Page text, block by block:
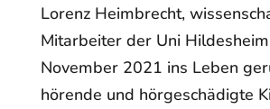
Lorenz Heimbrecht,
Mitarbeiter der Uni
November 2021 ins Leben
hörende und hörgeschädigte